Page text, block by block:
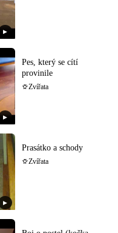
▶
▶
Pes, který se cítí
provinile
Zvířata
▶
Prasátko a schody
Zvířata